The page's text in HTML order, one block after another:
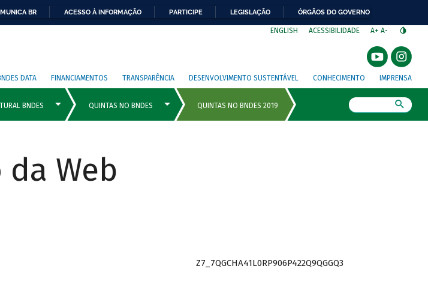
BR ACESSO À INFORMAÇÃO PARTICIPE LEGISLAÇÃO ÓRGÃOS DO GOVERNO
ENGLISH ACESSIBILIDADE A+ A-
DATA FINANCIAMENTOS TRANSPARÊNCIA DESENVOLVIMENTO SUSTENTÁVEL CONHECIMENTO IMPRENSA
Web
Z7_7QGCHA41L0RP906P422Q9QGGQ3